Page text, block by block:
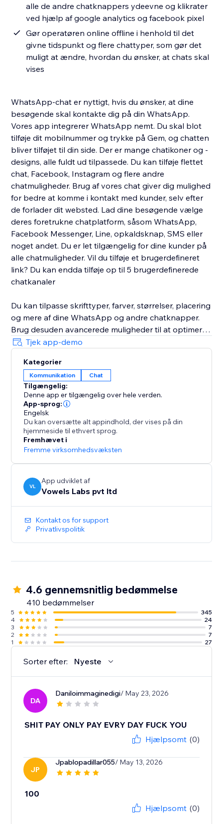
alle de andre chatknappers ydeevne og klikrater
ved hjælp af google analytics og facebook pixel
Gør operatøren online offline i henhold til det
givne tidspunkt og flere chattyper, som gør det
muligt at ændre, hvordan du ønsker, at chats skal
vises
WhatsApp-chat er nyttigt, hvis du ønsker, at dine
besøgende skal kontakte dig på din WhatsApp.
Vores app integrerer WhatsApp nemt. Du skal blot
tilføje dit mobilnummer og trykke på Gem, og chatten
bliver tilføjet til din side. Der er mange chatikoner og -
designs, alle fuldt ud tilpassede. Du kan tilføje flettet
chat, Facebook, Instagram og flere andre
chatmuligheder. Brug af vores chat giver dig mulighed
for bedre at komme i kontakt med kunder, selv efter
de forlader dit websted. Lad dine besøgende vælge
deres foretrukne chatplatform, såsom WhatsApp,
Facebook Messenger, Line, opkaldsknap, SMS eller
noget andet. Du er let tilgængelig for dine kunder på
alle chatmuligheder. Vil du tilføje et brugerdefineret
link? Du kan endda tilføje op til 5 brugerdefinerede
chatkanaler
Du kan tilpasse skrifttyper, farver, størrelser, placering
og mere af dine WhatsApp og andre chatknapper.
Brug desuden avancerede muligheder til at optimere
din chat-widget til maksimale konverteringer. Du vil
være i stand til at vise dine WhatsApp og andre chat-
widgets til dine kvalificerede besøgende på det rigtige
tidspunkt. Du kan spore din præstation via
indbyggede analyser for at få bedre indsigt i
Tjek app-demo
Kategorier
Kommunikation Chat
Tilgængelig:
Denne app er tilgængelig over hele verden.
App-sprog:
Engelsk
Du kan oversætte alt appindhold, der vises på din
hjemmeside til ethvert sprog.
Fremhævet i
Fremme virksomhedsvæksten
VL
App udviklet af
Vowels Labs pvt ltd
Kontakt os for support
Privatlivspolitik
4.6 gennemsnitlig bedømmelse
410 bedømmelser
5
345
4
24
3
7
2
7
1
27
Sorter efter: Nyeste
DA
Daniloimmaginedigi/ May 23, 2026
SHIT PAY ONLY PAY EVRY DAY FUCK YOU
Hjælpsomt (0)
JP
Jpablopadillar055/ May 13, 2026
100
Hjælpsomt (0)